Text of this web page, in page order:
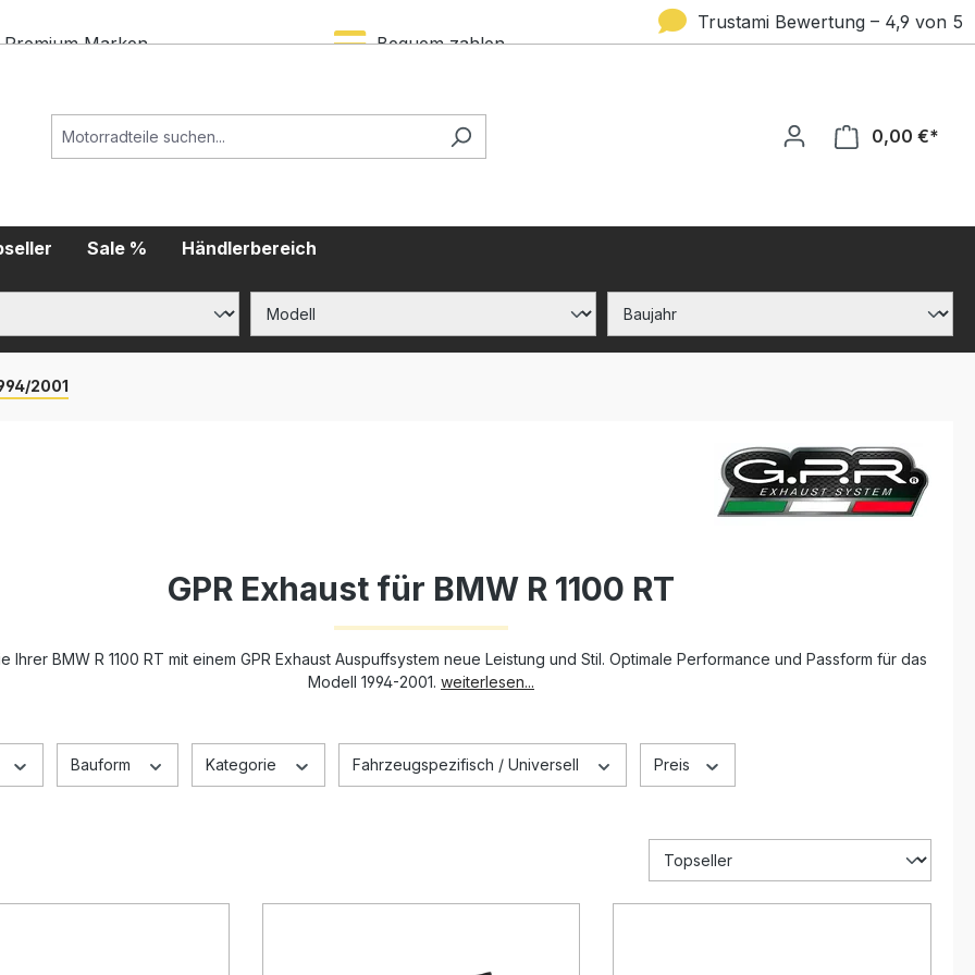
Marken Bequem zahlen
Trustami Bewertung – 4,9 von 5
0,00 €*
Sale % Händlerbereich
2001
GPR Exhaust für BMW R 1100 RT
Ihrer BMW R 1100 RT mit einem GPR Exhaust Auspuffsystem neue Leistung und Stil. Optimale Performance und Passform für das
Modell 1994-2001. weiterlesen...
Bauform Kategorie Fahrzeugspezifisch / Universell Preis